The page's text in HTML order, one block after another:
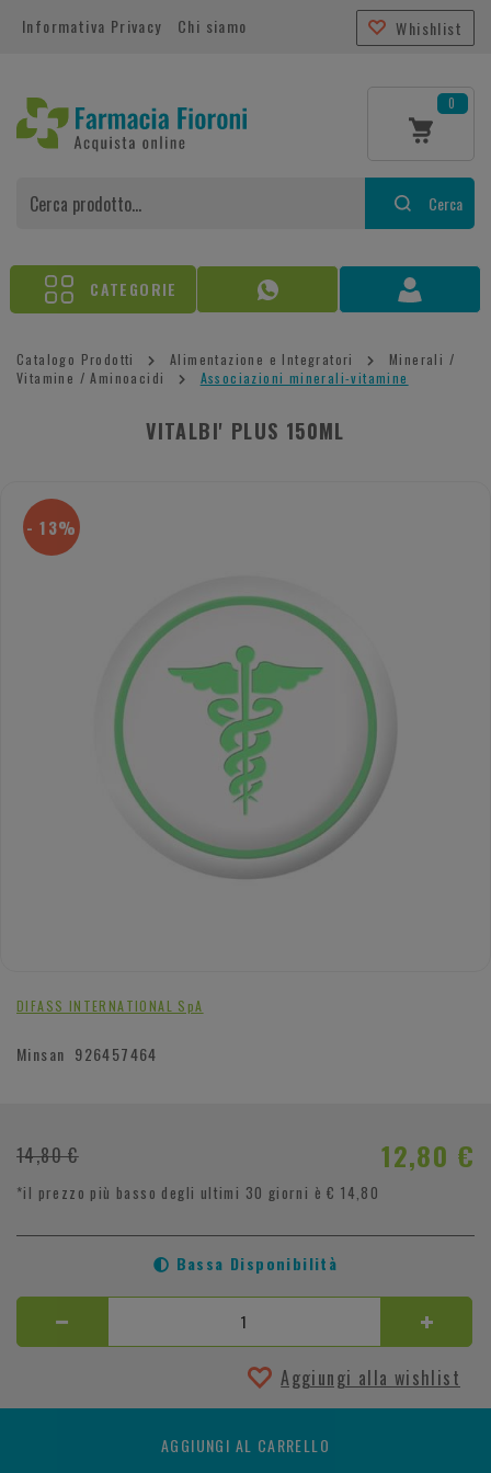
Informativa Privacy Chi siamo Whishlist
0
Cerca
CATEGORIE
Catalogo Prodotti Alimentazione e Integratori
Minerali /
Vitamine / Aminoacidi
Associazioni minerali-vitamine
VITALBI' PLUS 150ML
- 13%
DIFASS INTERNATIONAL SpA
Minsan 926457464
14,80 € 12,80 €
*il prezzo più basso degli ultimi 30 giorni è € 14,80
Bassa Disponibilità
Aggiungi alla wishlist
AGGIUNGI AL CARRELLO